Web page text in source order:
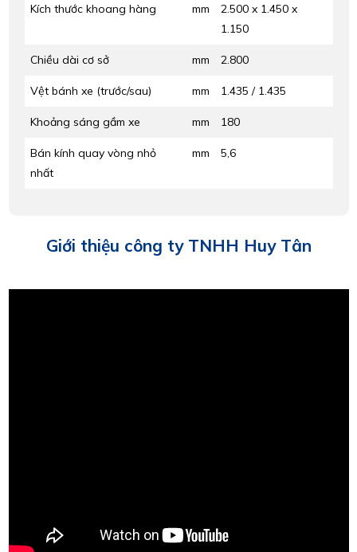
Kích thước khoang hàng mm
2.500 x 1.450 x
1.150
Chiều dài cơ sở mm 2.800
Vệt bánh xe (trước/sau) mm 1.435 / 1.435
Khoảng sáng gầm xe mm 180
Bán kính quay vòng nhỏ
nhất
mm 5,6
Giới thiệu công ty TNHH Huy Tân